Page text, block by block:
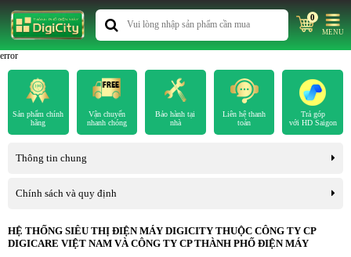
0
MENU
error
Sản phẩm chính
hãng
Vận chuyển
nhanh chóng
Bảo hành tại
nhà
Liên hệ thanh
toán
Trả góp
với HD Saigon
Thông tin chung
Chính sách và quy định
HỆ THỐNG SIÊU THỊ ĐIỆN MÁY DIGICITY THUỘC CÔNG TY CP
DIGICARE VIỆT NAM VÀ CÔNG TY CP THÀNH PHỐ ĐIỆN MÁY